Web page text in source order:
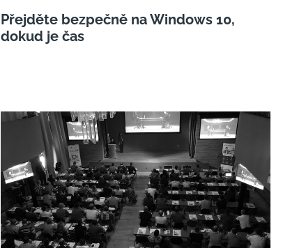
Přejděte bezpečně na Windows 10,
dokud je čas